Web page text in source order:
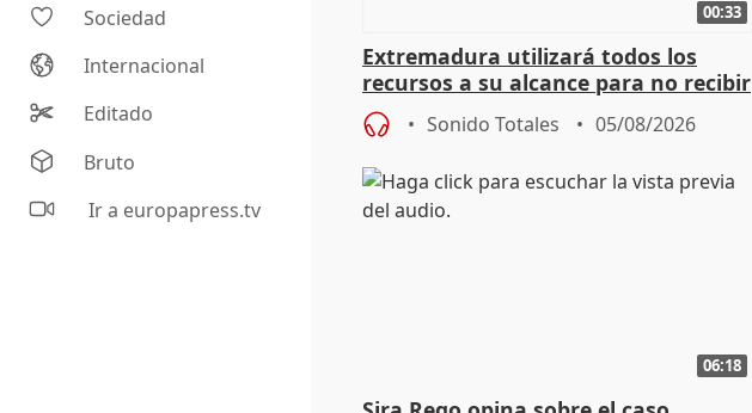
Sociedad
Internacional
Editado
Bruto
Ir a europapress.tv
00:33
Extremadura utilizará todos los
recursos a su alcance para no recibir
más menores migrantes
Sonido Totales 05/08/2026
06:18